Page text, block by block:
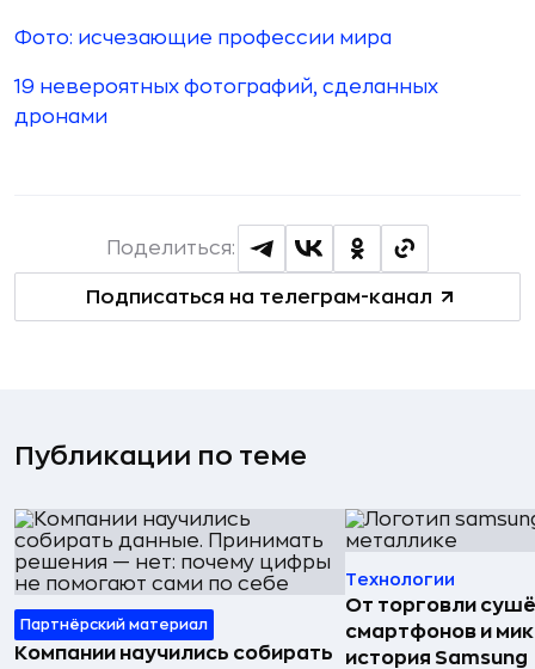
Фото: исчезающие профессии мира
19 невероятных фотографий, сделанных
дронами
Подписаться на телеграм-канал
Поделиться:
Публикации по теме
Партнёрский материал
Компании научились собирать
Технологии
От торговли
смартфонов и
история Samsung